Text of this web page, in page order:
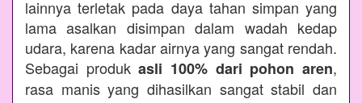
lainnya terletak pada daya tahan simpan yang
lama asalkan disimpan dalam wadah kedap
udara, karena kadar airnya yang sangat rendah.
Sebagai produkasli 100% dari pohon aren,
rasa manis yang dihasilkan sangat stabil dan